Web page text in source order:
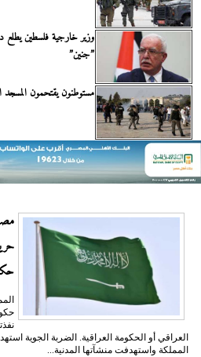
وزير خارجية فلسطين يطلع
”جنين”
مستوطنون يقتحمون المسجد
العراقي أو الحكومة العراقية. الضربة الجوية
المملكة واستهدفت منشآتها المدنية...